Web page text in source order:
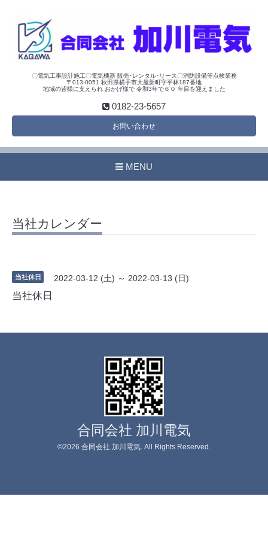
〇電気工事設計施工〇電気機器 販売･レンタル･リース〇消防設備等点検業務
〒013-0051 秋田県横手市大屋新町字平林187番地
地域の皆様に支えられ おかげ様で 令和3年で６０ 年目を迎えました
0182-23-5657
お問い合わせ
MENU
当社カレンダー
当社休日 2022-03-12 (土) ～ 2022-03-13 (日)
当社休日
合同会社 加川電気
©2026 合同会社 加川電気 . All Rights Reserved.